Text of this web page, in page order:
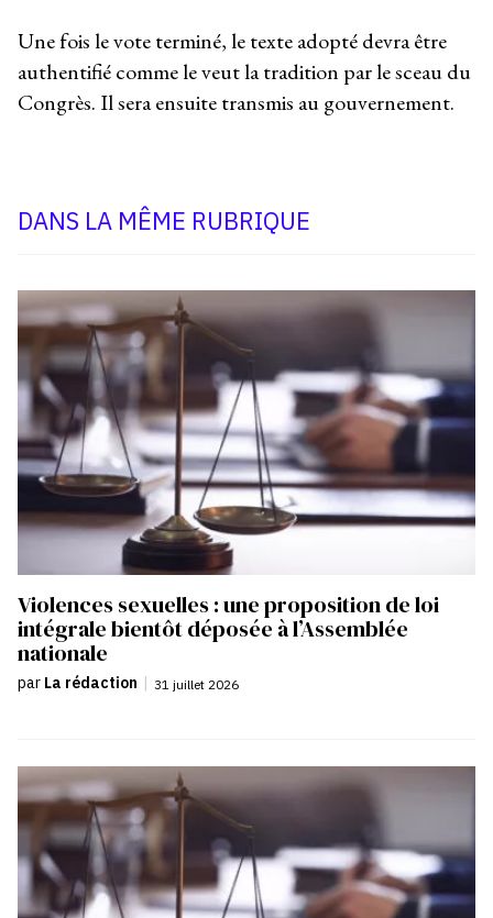
Une fois le vote terminé, le texte adopté devra être
authentifié comme le veut la tradition par le sceau du
Congrès. Il sera ensuite transmis au gouvernement.
DANS LA MÊME RUBRIQUE
Violences sexuelles : une proposition de loi
intégrale bientôt déposée à l’Assemblée
nationale
par La rédaction | 31 juillet 2026